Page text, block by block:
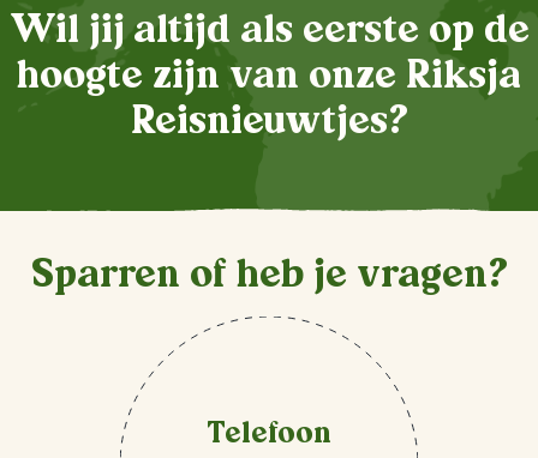
Wil jij altijd als eerste op de
hoogte zijn van onze Riksja
Reisnieuwtjes?
Sparren of heb je vragen?
Telefoon